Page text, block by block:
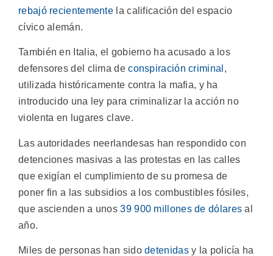
rebajó recientemente la calificación del espacio
cívico alemán.
También en Italia, el gobierno ha acusado a los
defensores del clima deconspiración criminal ,
utilizada históricamente contra la mafia, y ha
introducido una ley para criminalizar la acción no
violenta en lugares clave.
Las autoridades neerlandesas han respondido con
detenciones masivas a las protestas en las calles
que exigían el cumplimiento de su promesa de
poner fin a las subsidios a los combustibles fósiles,
que ascienden a unos39 900 millones de dólares al
año.
Miles de personas han sidodetenidasy la policía ha